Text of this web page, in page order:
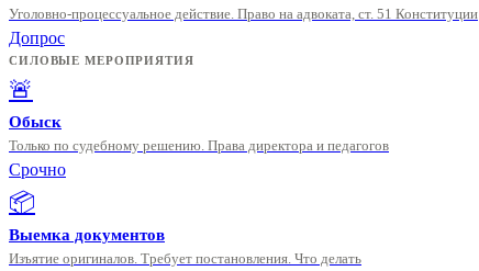
Уголовно-процессуальное действие. Право на адвоката, ст. 51 Конституции
Допрос
СИЛОВЫЕ МЕРОПРИЯТИЯ
🚨
Обыск
Только по судебному решению. Права директора и педагогов
Срочно
📦
Выемка документов
Изъятие оригиналов. Требует постановления. Что делать